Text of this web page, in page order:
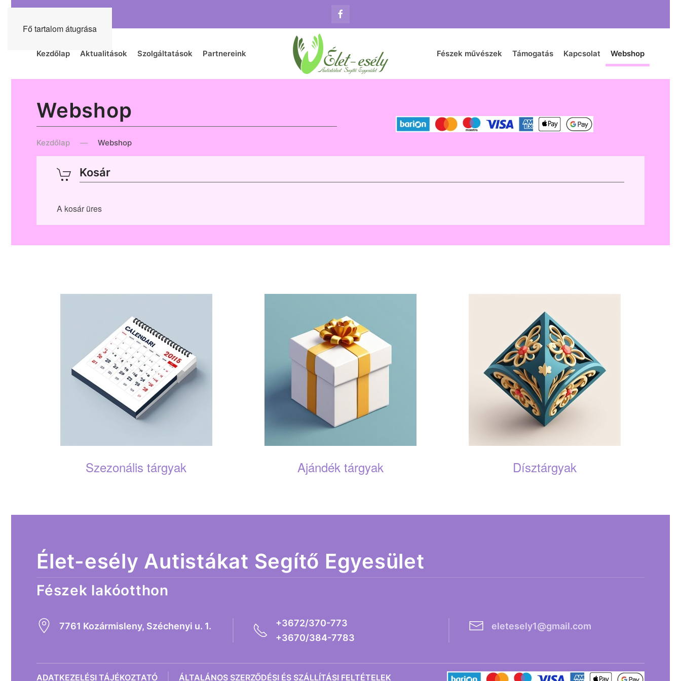
Fő tartalom átugrása
Kezdőlap Aktualitások Szolgáltatások Partnereink Fészek művészek Támogatás Kapcsolat Webshop
Webshop
Kezdőlap Webshop
Kosár
A kosár üres
Szezonális tárgyak Ajándék tárgyak Dísztárgyak
Élet-esély Autistákat Segítő Egyesület
Fészek lakóotthon
7761 Kozármisleny, Széchenyi u. 1.
+3672/370-773
+3670/384-7783
eletesely1@gmail.com
ADATKEZELÉSI TÁJÉKOZTATÓ ÁLTALÁNOS SZERZŐDÉSI ÉS SZÁLLÍTÁSI FELTÉTELEK